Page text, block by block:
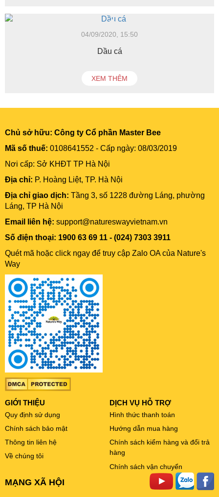
04/09/2020, 15:50
Dầu cá
XEM THÊM
Chủ sở hữu: Công ty Cổ phần Master Bee
Mã số thuế: 0108641552 - Cấp ngày: 08/03/2019
Nơi cấp: Sở KHĐT TP Hà Nội
Địa chỉ: P. Hoàng Liệt, TP. Hà Nội
Địa chỉ giao dịch: Tầng 3, số 1228 đường Láng, phường
Láng, TP Hà Nội
Email liên hệ: support@natureswayvietnam.vn
Số điện thoại: 1900 63 69 11 - (024) 7303 3911
Quét mã hoặc click ngay để truy cập Zalo OA của Nature's
Way
GIỚI THIỆU
Quy định sử dụng
Chính sách bảo mật
Thông tin liên hệ
Về chúng tôi
DỊCH VỤ HỖ TRỢ
Hình thức thanh toán
Hướng dẫn mua hàng
Chính sách kiểm hàng và đổi trả
hàng
Chính sách vận chuyển
MẠNG XÃ HỘI